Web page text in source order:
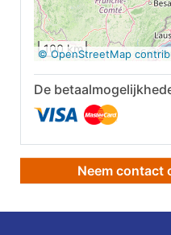
Op
100 km
© OpenStreetMap
De
Neem contact